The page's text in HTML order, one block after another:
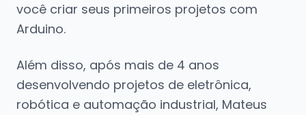
você criar seus primeiros projetos com
Arduino.
Além disso, após mais de 4 anos
desenvolvendo projetos de eletrônica,
robótica e automação industrial, Mateus